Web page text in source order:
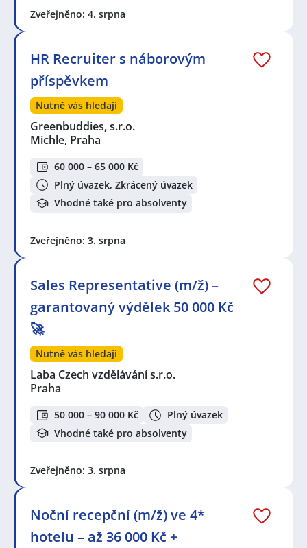
Zveřejněno: 4. srpna
HR Recruiter s náborovým
příspěvkem
Nutně vás hledají
Greenbuddies, s.r.o.
Michle, Praha
60 000 – 65 000 Kč
Plný úvazek, Zkrácený úvazek
Vhodné také pro absolventy
Zveřejněno: 3. srpna
Sales Representative (m/ž) –
garantovaný výdělek 50 000 Kč
🚀
Nutně vás hledají
Laba Czech vzdělávání s.r.o.
Praha
50 000 – 90 000 Kč
Plný úvazek
Vhodné také pro absolventy
Zveřejněno: 3. srpna
Noční recepční (m/ž) ve 4*
hotelu – až 36 000 Kč +